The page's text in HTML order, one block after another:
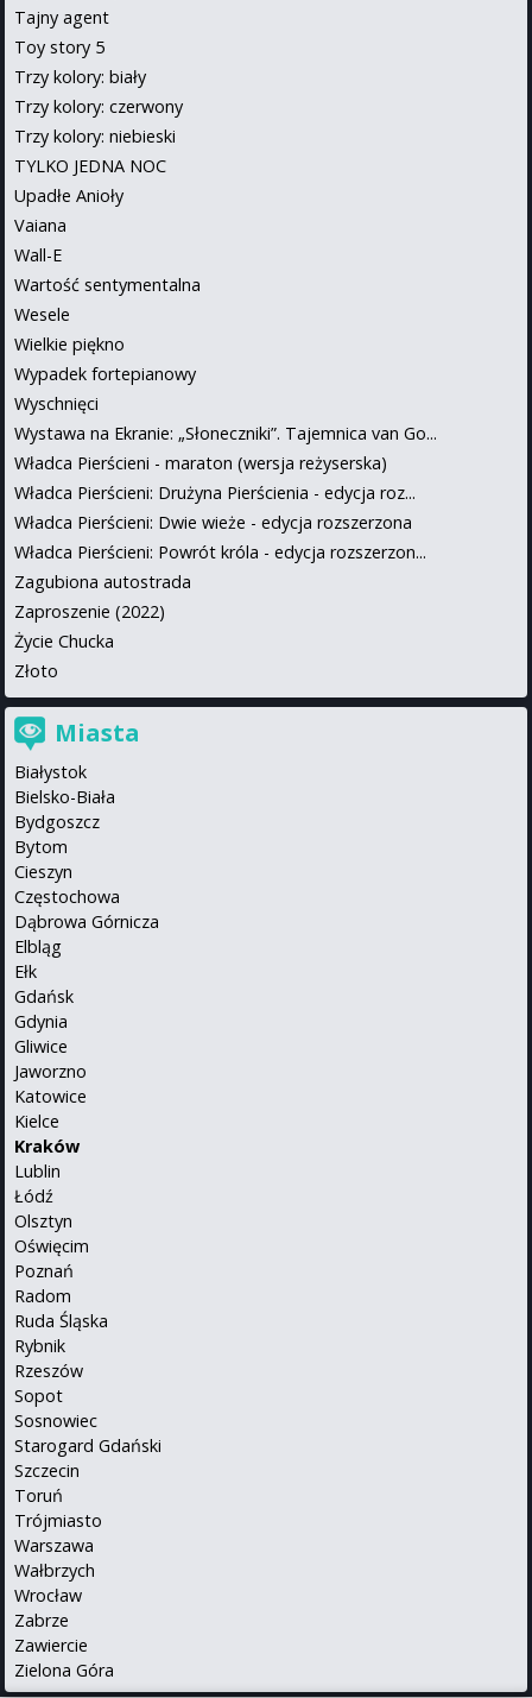
Tajny agent
Toy story 5
Trzy kolory: biały
Trzy kolory: czerwony
Trzy kolory: niebieski
TYLKO JEDNA NOC
Upadłe Anioły
Vaiana
Wall-E
Wartość sentymentalna
Wesele
Wielkie piękno
Wypadek fortepianowy
Wyschnięci
Wystawa na Ekranie: „Słoneczniki”. Tajemnica van Go...
Władca Pierścieni - maraton (wersja reżyserska)
Władca Pierścieni: Drużyna Pierścienia - edycja roz...
Władca Pierścieni: Dwie wieże - edycja rozszerzona
Władca Pierścieni: Powrót króla - edycja rozszerzon...
Zagubiona autostrada
Zaproszenie (2022)
Życie Chucka
Złoto
Miasta
Białystok
Bielsko-Biała
Bydgoszcz
Bytom
Cieszyn
Częstochowa
Dąbrowa Górnicza
Elbląg
Ełk
Gdańsk
Gdynia
Gliwice
Jaworzno
Katowice
Kielce
Kraków
Lublin
Łódź
Olsztyn
Oświęcim
Poznań
Radom
Ruda Śląska
Rybnik
Rzeszów
Sopot
Sosnowiec
Starogard Gdański
Szczecin
Toruń
Trójmiasto
Warszawa
Wałbrzych
Wrocław
Zabrze
Zawiercie
Zielona Góra